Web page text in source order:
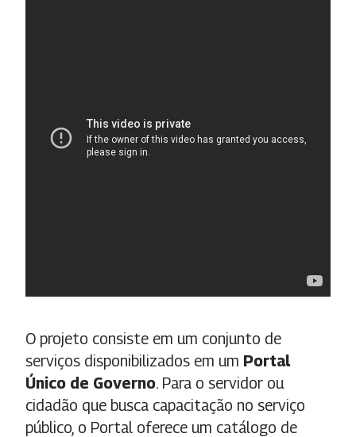
O projeto consiste em um conjunto de
serviços disponibilizados em um Portal
Único de Governo. Para o servidor ou
cidadão que busca capacitação no serviço
público, o Portal oferece um catálogo de